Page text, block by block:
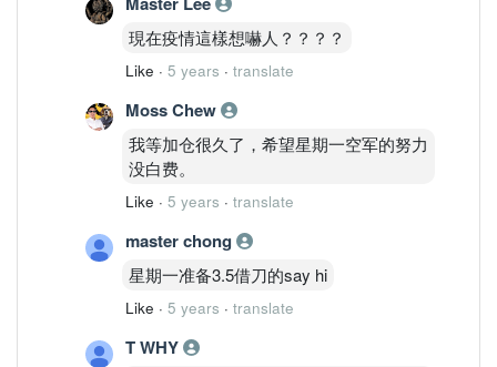
現在疫情這樣想嚇人？？？？
Like · 5 years · translate
Moss Chew
我等加仓很久了，希望星期一空军的努力
没白费。
Like · 5 years · translate
master chong
星期一准备3.5借刀的say hi
Like · 5 years · translate
T WHY